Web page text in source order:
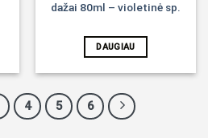
dažai 80ml – violetinė sp.
DAUGIAU
4 5 6